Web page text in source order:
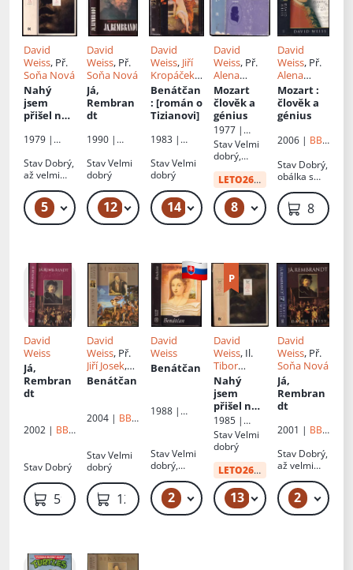
David
Weiss, Př.
Soňa Nová
Nahý
jsem
přišel na
román o
Rodinovi
1979 |
Stav Dobrý,
až velmi
5 49 Kč – 59 Kč
David
Weiss, Př.
Soňa Nová
Já,
Rembran
dt
1990 |
StavVelmi
dobrý
12 49 Kč – 59 Kč
David
Weiss, Jiří
Kropáček,
Př.Soňa
Nová,Jiří
Jonásek
Benátčan
: [román o
Tizianovi]
1983 |
StavVelmi
dobrý
14 49 Kč – 69 Kč
David
Weiss, Př.
Alena
Jindrová
Mozart
člověk a
génius
1977 |
Odeon
StavVelmi
dobrý,
oděrky na
obálce
LETO26od: 34 Kč
8 49 Kč – 59 Kč
David
Weiss, Př.
Alena
Jindrová
Mozart:
člověk a
génius
2006 | BB
Stav Dobrý,
obálka s
89 Kč
David
Weiss
Já,
Rembran
dt
2002 | BB
Stav Dobrý
59 Kč
David
Weiss, Př.
Jiří Josek,
Soňa Nová
Benátčan
2004 | BB
StavVelmi
dobrý
129 Kč
David
Weiss
Benátčan
1988 |
StavVelmi
dobrý,
oděrky
2 59 Kč
David
Weiss, Il.
Tibor
Honty
Soňa Nová
Nahý
jsem
přišel na
svět :
román o
Augustu
Rodinovi
1985 |
Svoboda
StavVelmi
dobrý
LETO26od: 10 Kč
13 49 Kč – 69 Kč
David
Weiss, Př.
Soňa Nová
Já,
Rembran
dt
2001 | BB
Stav Dobrý,
až velmi
2 49 Kč